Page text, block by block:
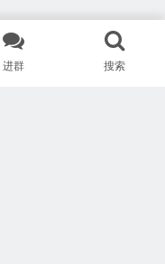
进群 搜索